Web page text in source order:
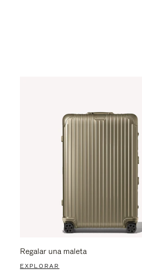
Regalar una maleta
EXPLORAR